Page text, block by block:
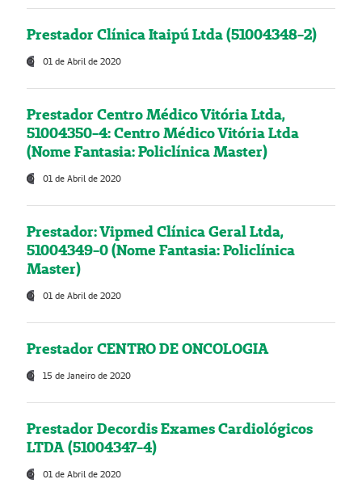
Prestador Clínica Itaipú Ltda (51004348-2)
01 de Abril de 2020
Prestador Centro Médico Vitória Ltda,
51004350-4: Centro Médico Vitória Ltda
(Nome Fantasia: Policlínica Master)
01 de Abril de 2020
Prestador: Vipmed Clínica Geral Ltda,
51004349-0 (Nome Fantasia: Policlínica
Master)
01 de Abril de 2020
Prestador CENTRO DE ONCOLOGIA
15 de Janeiro de 2020
Prestador Decordis Exames Cardiológicos
LTDA (51004347-4)
01 de Abril de 2020